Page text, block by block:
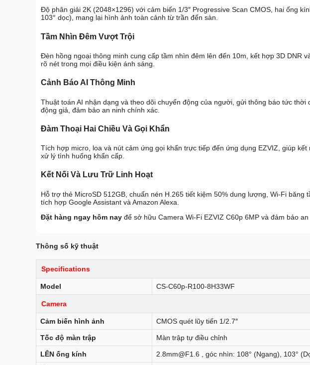
Độ phân giải 2K (2048×1296) với cảm biến 1/3″ Progressive Scan CMOS, hai ống
103° dọc), mang lại hình ảnh toàn cảnh từ trần đến sàn.
Tầm Nhìn Đêm Vượt Trội
Đèn hồng ngoại thông minh cung cấp tầm nhìn đêm lên đến 10m, kết hợp 3D DNR
rõ nét trong mọi điều kiện ánh sáng.
Cảnh Báo AI Thông Minh
Thuật toán AI nhận dạng và theo dõi chuyển động của người, gửi thông báo tức thời
động giả, đảm bảo an ninh chính xác.
Đàm Thoại Hai Chiều Và Gọi Khẩn
Tích hợp micro, loa và nút cảm ứng gọi khẩn trực tiếp đến ứng dụng EZVIZ, giúp
xử lý tình huống khẩn cấp.
Kết Nối Và Lưu Trữ Linh Hoạt
Hỗ trợ thẻ MicroSD 512GB, chuẩn nén H.265 tiết kiệm 50% dung lượng, Wi-Fi băng
tích hợp Google Assistant và Amazon Alexa.
Đặt hàng ngay hôm nay để sở hữu Camera Wi-Fi EZVIZ C60p 6MP và đảm bảo
Thông số kỹ thuật
Specifications
Model CS-C60p-R100-8H33WF
Camera
Cảm biến hình ảnh CMOS quét lũy tiến 1/2.7″
Tốc độ màn trập Màn trập tự điều chỉnh
LÊN ống kính 2.8mm@F1.6 , góc nhìn: 108° (Ngang), 103°